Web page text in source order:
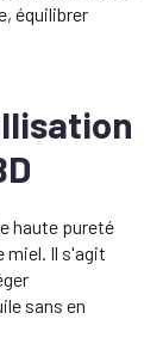
équilibrer
haute pureté
miel. Il s'agit
sans en